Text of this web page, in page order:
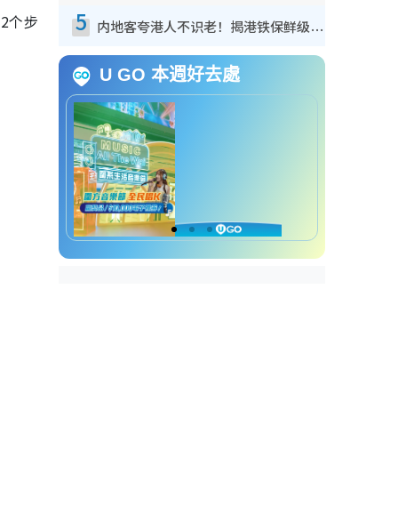
个步 5 内地客夸港人不识老！揭港铁保鲜级冷气 港人求放过：别投诉
U GO 本週好去處